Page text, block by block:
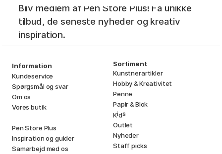
Bliv medlem af Pen Store Plus! Få unikke
tilbud, de seneste nyheder og kreativ
inspiration.
Information
Kundeservice
Spørgsmål og svar
Om os
Vores butik
Pen Store Plus
Inspiration og guider
Samarbejd med os
Sortiment
Kunstnerartikler
Hobby & Kreativitet
Penne
Papir & Blok
Kids
Outlet
Nyheder
Staff picks